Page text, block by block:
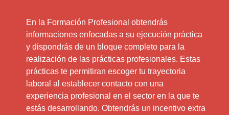
En la Formación Profesional obtendrás
informaciones enfocadas a su ejecución práctica
y dispondrás de un bloque completo para la
realización de las prácticas profesionales. Estas
prácticas te permitiran escoger tu trayectoria
laboral al establecer contacto con una
experiencia profesional en el sector en la que te
estás desarrollando. Obtendrás un incentivo extra